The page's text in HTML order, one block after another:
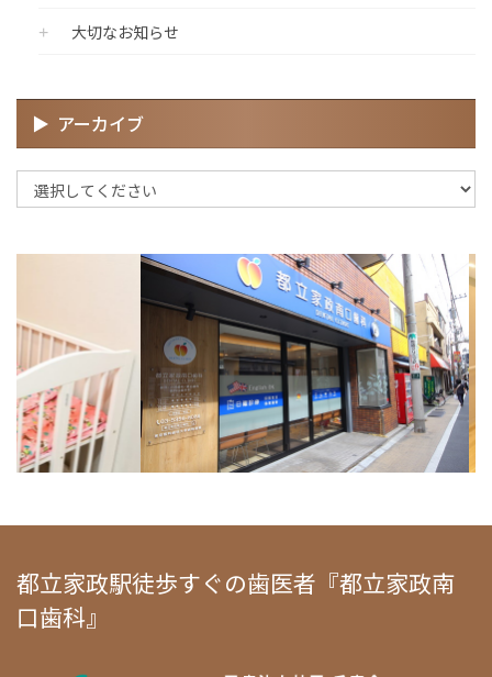
大切なお知らせ
アーカイブ
都立家政駅徒歩すぐの歯医者『都立家政南
口歯科』